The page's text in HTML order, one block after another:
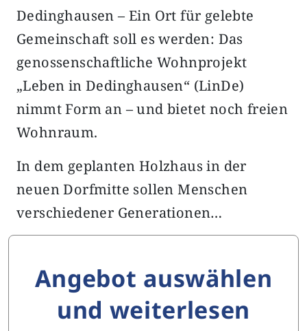
Dedinghausen – Ein Ort für gelebte
Gemeinschaft soll es werden: Das
genossenschaftliche Wohnprojekt
„Leben in Dedinghausen“ (LinDe)
nimmt Form an – und bietet noch freien
Wohnraum.
In dem geplanten Holzhaus in der
neuen Dorfmitte sollen Menschen
verschiedener Generationen…
Angebot auswählen
und weiterlesen